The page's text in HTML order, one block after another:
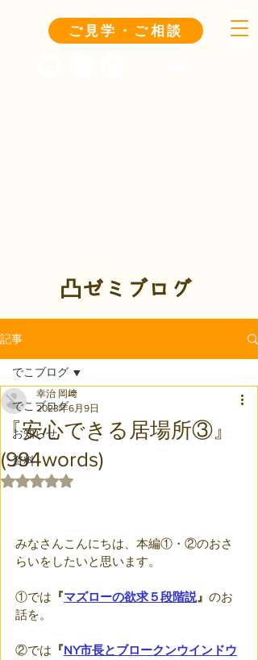
ご見学・ご相談
凸ゼミブログ
記事
でこブログ
お知らせ
資料
でこブログ
『安心できる居場所③』
(994words)
幸治 岡﨑
2023年6月9日
5つ星のうちNaNと評価されています。
みなさんこんにちは、本編①・②のおさ
らいをしたいと思います。
①では 『マズローの欲求５段階説 』 のお
話を。
②では 『NY市長とブロークンウインドウ